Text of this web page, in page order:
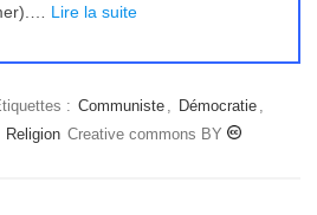
Lire la suite
: Communiste , Démocratie ,
Religion Creative commons BY